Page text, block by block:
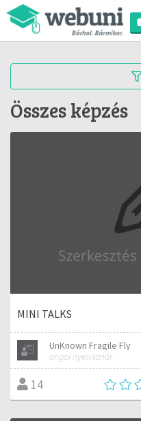
Összes képzés
MINI TALKS
UnKnown Fragile Fly
angol nyelvtanár
14